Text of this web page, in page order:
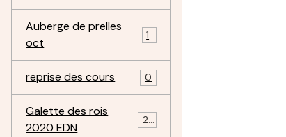
Auberge de prelles
oct
11
reprise des cours 0
Galette des rois
2020 EDN
22